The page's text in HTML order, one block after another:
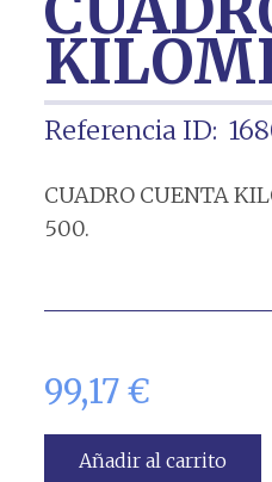
Referencia ID:
CUADRO CUENTA
500.
99,17 €
Añadir al carrito